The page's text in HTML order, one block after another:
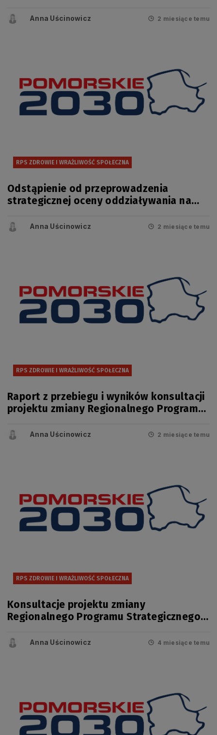
wrażliwości społecznej przyjęta
Anna Uścinowicz 2 miesiące temu
RPS ZDROWIE I WRAŻLIWOŚĆ SPOŁECZNA
Odstąpienie od przeprowadzenia
strategicznej oceny oddziaływania na
Regionalnego Programu Strategicznego
Anna Uścinowicz 2 miesiące temu
RPS ZDROWIE I WRAŻLIWOŚĆ SPOŁECZNA
Raport z przebiegu i wyników konsultacji
projektu zmiany Regionalnego Programu
bezpieczeństwa zdrowotnego i
Anna Uścinowicz 2 miesiące temu
RPS ZDROWIE I WRAŻLIWOŚĆ SPOŁECZNA
Konsultacje projektu zmiany
Regionalnego Programu Strategicznego
i wrażliwości społecznej
Anna Uścinowicz 4 miesiące temu